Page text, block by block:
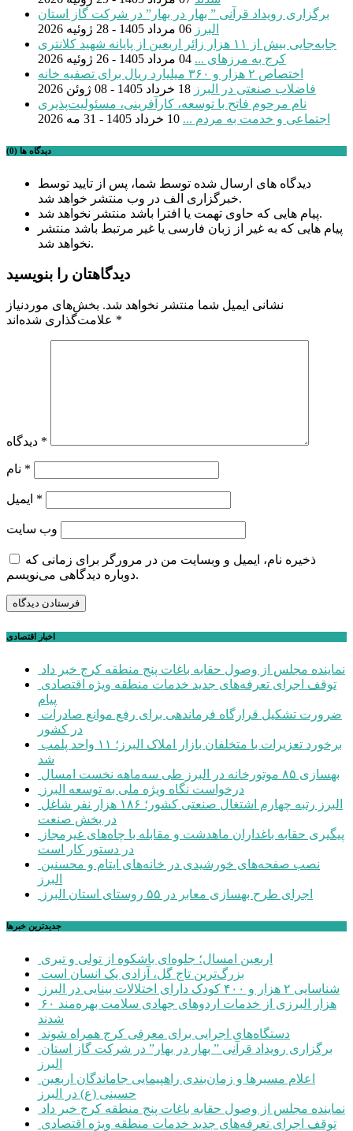
برگزاری رویداد قرآنی ” بهار در بهار” در شرکت گاز استان
البرز 06 مرداد 1405 - 28 ژوئیه 2026
جابه‌جایی بیش از ۱۱ هزار زائر اربعین از پایانه شهید کلانتری
کرج به مرزهای ... 04 مرداد 1405 - 26 ژوئیه 2026
اختصاص ۲ هزار و ۳۶۰ میلیارد ریال برای تصفیه خانه
فاضلاب صنعتی در البرز 18 خرداد 1405 - 08 ژوئن 2026
نام مرحوم فاتح با توسعه، کارآفرینی، مسئولیت‌پذیری
اجتماعی و خدمت به مردم ... 10 خرداد 1405 - 31 مه 2026
دیدگاه ها (0)
دیدگاه های ارسال شده توسط شما، پس از تایید توسط
خبرگزاری الف در وب منتشر خواهد شد.
پیام هایی که حاوی تهمت یا افترا باشد منتشر نخواهد شد.
پیام هایی که به غیر از زبان فارسی یا غیر مرتبط باشد منتشر
نخواهد شد.
دیدگاهتان را بنویسید
نشانی ایمیل شما منتشر نخواهد شد. بخش‌های موردنیاز
*
*
*
*
وب‌ سایت
ذخیره نام، ایمیل و وبسایت من در مرورگر برای زمانی که
دوباره دیدگاهی می‌نویسم.
اخبار اقتصادی
نماینده مجلس از وصول حقابه باغات پنج منطقه کرج خبر داد
پیام
در کشور
شد
بهسازی ۸۵ موتورخانه در البرز طی سه‌ماهه نخست امسال
درخواست نگاه ویژه ملی به توسعه البرز
در بخش صنعت
در دستور کار است
البرز
اجرای طرح بهسازی معابر در ۵۵ روستای استان البرز
جديدترين خبرها
اربعین امسال؛ جلوه‌ای باشکوه از تولی و تبری
بزرگ‌ترین تاج گل، آزادی یک انسان است
شناسایی ۲ هزار و ۴۰۰ کودک دارای اختلالات بینایی در البرز
۶۰ هزار البرزی از خدمات اردوهای جهادی سلامت بهره‌مند
شدند
دستگاه‌های اجرایی برای معرفی کرج همراه شوند
البرز
حسینی (ع) در البرز
نماینده مجلس از وصول حقابه باغات پنج منطقه کرج خبر داد